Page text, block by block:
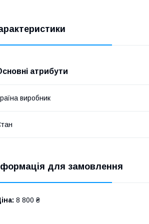
атрибути
виробник
для замовлення
8 800 ₴